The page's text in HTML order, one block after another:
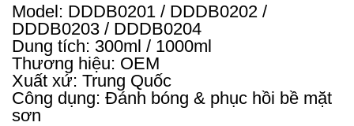
Model: DDDB0201 / DDDB0202 /
DDDB0203 / DDDB0204
Dung tích: 300ml / 1000ml
Thương hiệu: OEM
Xuất xứ: Trung Quốc
Công dụng: Đánh bóng & phục hồi bề mặt
sơn